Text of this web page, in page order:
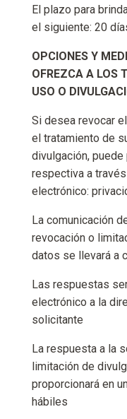
El plazo para
el siguiente: 20
OPCIONES Y
OFREZCA A LOS
USO O
Si desea revocar
el tratamiento de
divulgación,
respectiva a
electrónico:
La comunicación
revocación o
datos se llevará a
Las respuestas
electrónico a la
solicitante
La respuesta a la
limitación de
proporcionará en
hábiles